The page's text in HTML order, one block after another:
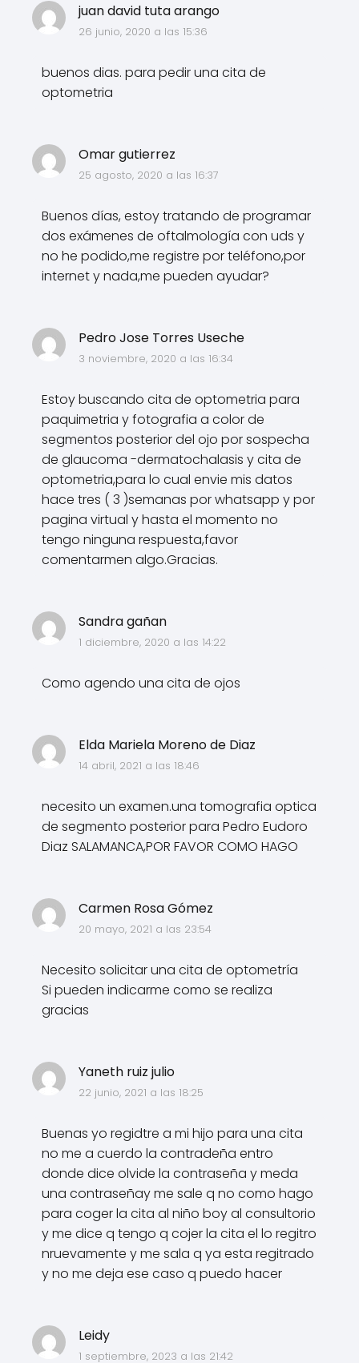
juan david tuta arango
26 junio, 2020 a las 15:36
buenos dias. para pedir una cita de
optometria
Omar gutierrez
25 agosto, 2020 a las 16:37
Buenos días, estoy tratando de programar
dos exámenes de oftalmología con uds y
no he podido,me registre por teléfono,por
internet y nada,me pueden ayudar?
Pedro Jose Torres Useche
3 noviembre, 2020 a las 16:34
Estoy buscando cita de optometria para
paquimetria y fotografia a color de
segmentos posterior del ojo por sospecha
de glaucoma -dermatochalasis y cita de
optometria,para lo cual envie mis datos
hace tres ( 3 )semanas por whatsapp y por
pagina virtual y hasta el momento no
tengo ninguna respuesta,favor
comentarmen algo.Gracias.
Sandra gañan
1 diciembre, 2020 a las 14:22
Como agendo una cita de ojos
Elda Mariela Moreno de Diaz
14 abril, 2021 a las 18:46
necesito un examen.una tomografia optica
de segmento posterior para Pedro Eudoro
Diaz SALAMANCA,POR FAVOR COMO HAGO
Carmen Rosa Gómez
20 mayo, 2021 a las 23:54
Necesito solicitar una cita de optometría
Si pueden indicarme como se realiza
gracias
Yaneth ruiz julio
22 junio, 2021 a las 18:25
Buenas yo regidtre a mi hijo para una cita
no me a cuerdo la contradeña entro
donde dice olvide la contraseña y meda
una contraseñay me sale q no como hago
para coger la cita al niño boy al consultorio
y me dice q tengo q cojer la cita el lo regitro
nruevamente y me sala q ya esta regitrado
y no me deja ese caso q puedo hacer
Leidy
1 septiembre, 2023 a las 21:42